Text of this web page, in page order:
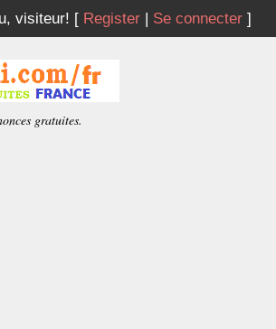
visiteur! [ Register| Se connecter]
gratuites.